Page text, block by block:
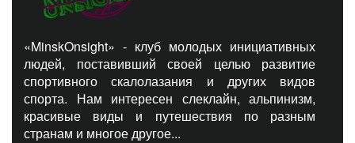
«MinskOnsight» - клуб молодых инициативных
людей, поставивший своей целью развитие
спортивного скалолазания и других видов
спорта. Нам интересен слеклайн, альпинизм,
красивые виды и путешествия по разным
странам и многое другое...